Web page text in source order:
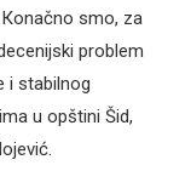
smo, za
problem
i stabilnog
u opštini Šid,